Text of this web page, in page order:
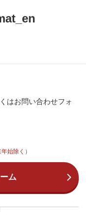
はお問い合わせフォ
始除く）
ム